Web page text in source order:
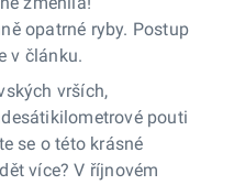
opatrné ryby. Postup
v článku.
vrších,
pouti
se o této krásné
více? V říjnovém